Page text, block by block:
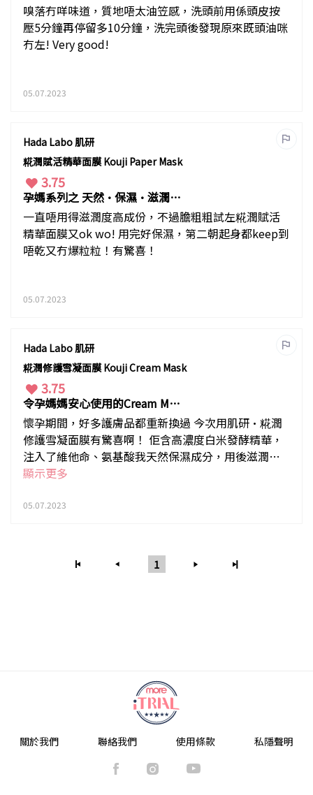
嗅落冇咩味道，質地唔太油笠感，洗頭前用係頭皮按
壓5分鐘再停留多10分鐘，洗完頭後發現原來既頭油咪
冇左! Very good!
05.07.2023
Hada Labo 肌研
糀潤賦活精華面膜 Kouji Paper Mask
3.75
孕媽系列之 天然·保濕·滋潤·
面膜
一直唔用得滋潤度高成份，不過膽粗粗試左糀潤賦活
精華面膜又ok wo! 用完好保濕，第二朝起身都keep到
唔乾又冇爆粒粒！有驚喜！
05.07.2023
Hada Labo 肌研
糀潤修護雪凝面膜 Kouji Cream Mask
3.75
令孕媽媽安心使用的Cream Mas
k
懷孕期間，好多護膚品都重新換過 今次用肌研·糀潤
修護雪凝面膜有驚喜啊！ 佢含高濃度白米發酵精華，
注入了維他命、氨基酸我天然保濕成分，用後滋潤感
立即up!
顯示更多
05.07.2023
1
關於我們 聯絡我們 使用條款 私隱聲明